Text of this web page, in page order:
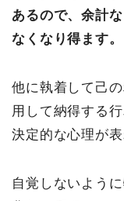
あるので、余計
なくなり得ます。
他に執着して己
用して納得する
決定的な心理が表
自覚しないよう